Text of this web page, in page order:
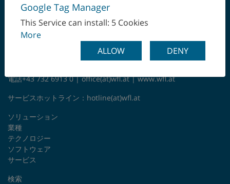
WFL Millturn Technologies GmbH & Co.KG
電話+43 732 6913 0 |office(at)wfl.at|www.wfl.at
サービスホットライン： hotline(at)wfl.at
ソリューション
業種
テクノロジー
ソフトウェア
サービス
検索
Google Tag Manager
This Service can install: 5 Cookies
More
ALLOW
DENY